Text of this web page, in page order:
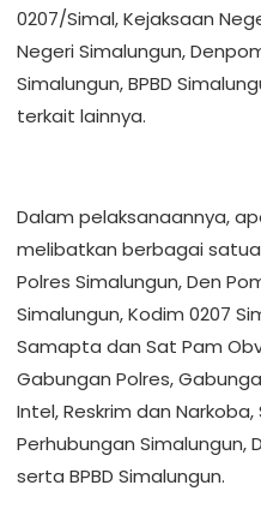
0207/Simal, Kejaksaan
Negeri Simalungun,
Simalungun, BPBD
terkait lainnya.
Dalam pelaksanaannya,
melibatkan berbagai
Polres Simalungun, Den
Simalungun, Kodim 0207
Samapta dan Sat Pam
Gabungan Polres,
Intel, Reskrim dan
Perhubungan Simalungun,
serta BPBD Simalungun.